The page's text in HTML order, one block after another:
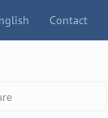
Contact